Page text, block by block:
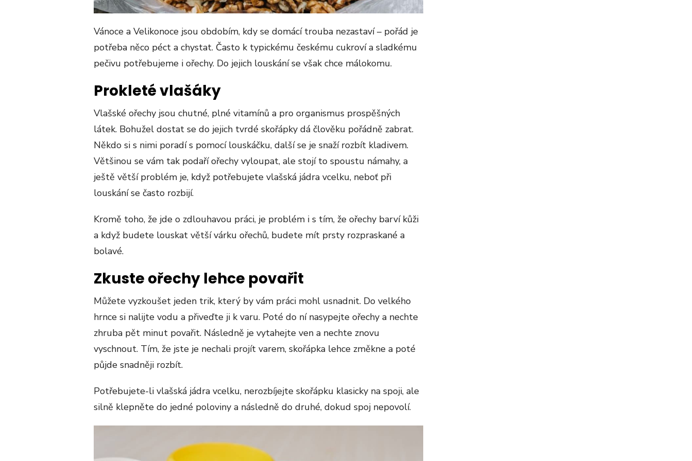
Vánoce a Velikonoce jsou obdobím, kdy se domácí trouba nezastaví – pořád je
potřeba něco péct a chystat. Často k typickému českému cukroví a sladkému
pečivu potřebujeme i ořechy. Do jejich louskání se však chce málokomu.
Prokleté vlašáky
Vlašské ořechy jsou chutné, plné vitamínů a pro organismus prospěšných
látek. Bohužel dostat se do jejich tvrdé skořápky dá člověku pořádně zabrat.
Někdo si s nimi poradí s pomocí louskáčku, další se je snaží rozbít kladivem.
Většinou se vám tak podaří ořechy vyloupat, ale stojí to spoustu námahy, a
ještě větší problém je, když potřebujete vlašská jádra vcelku, neboť při
louskání se často rozbijí.
Kromě toho, že jde o zdlouhavou práci, je problém i s tím, že ořechy barví kůži
a když budete louskat větší várku ořechů, budete mít prsty rozpraskané a
bolavé.
Zkuste ořechy lehce povařit
Můžete vyzkoušet jeden trik, který by vám práci mohl usnadnit. Do velkého
hrnce si nalijte vodu a přiveďte ji k varu. Poté do ní nasypejte ořechy a nechte
zhruba pět minut povařit. Následně je vytahejte ven a nechte znovu
vyschnout. Tím, že jste je nechali projít varem, skořápka lehce změkne a poté
půjde snadněji rozbít.
Potřebujete-li vlašská jádra vcelku, nerozbíjejte skořápku klasicky na spoji, ale
silně klepněte do jedné poloviny a následně do druhé, dokud spoj nepovolí.